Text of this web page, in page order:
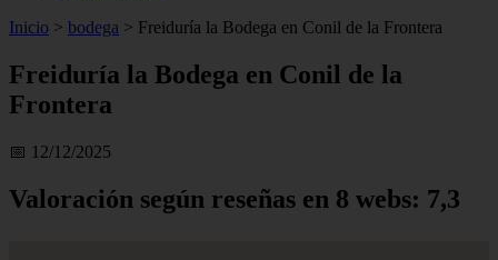
Inicio > bodega > Freiduría la Bodega en Conil de la Frontera
Freiduría la Bodega en Conil de la
Frontera
📅 12/12/2025
Valoración según reseñas en 8 webs: 7,3